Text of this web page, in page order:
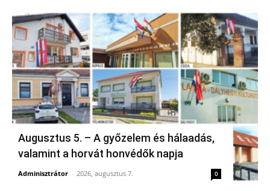
Augusztus 5. – A győzelem és hálaadás,
valamint a horvát honvédők napja
Adminisztrátor - 2026, augusztus 7. 0